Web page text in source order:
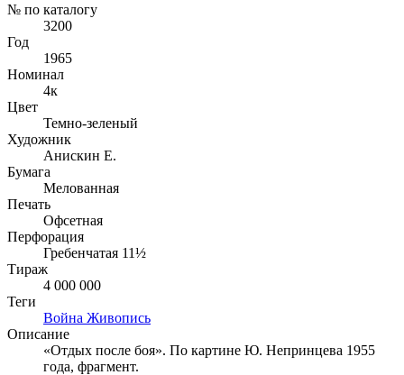
№ по каталогу
3200
Год
1965
Номинал
4к
Цвет
Темно-зеленый
Художник
Анискин Е.
Бумага
Мелованная
Печать
Офсетная
Перфорация
Гребенчатая 11½
Тираж
4 000 000
Теги
Война Живопись
Описание
«Отдых после боя». По картине Ю. Непринцева 1955
года, фрагмент.